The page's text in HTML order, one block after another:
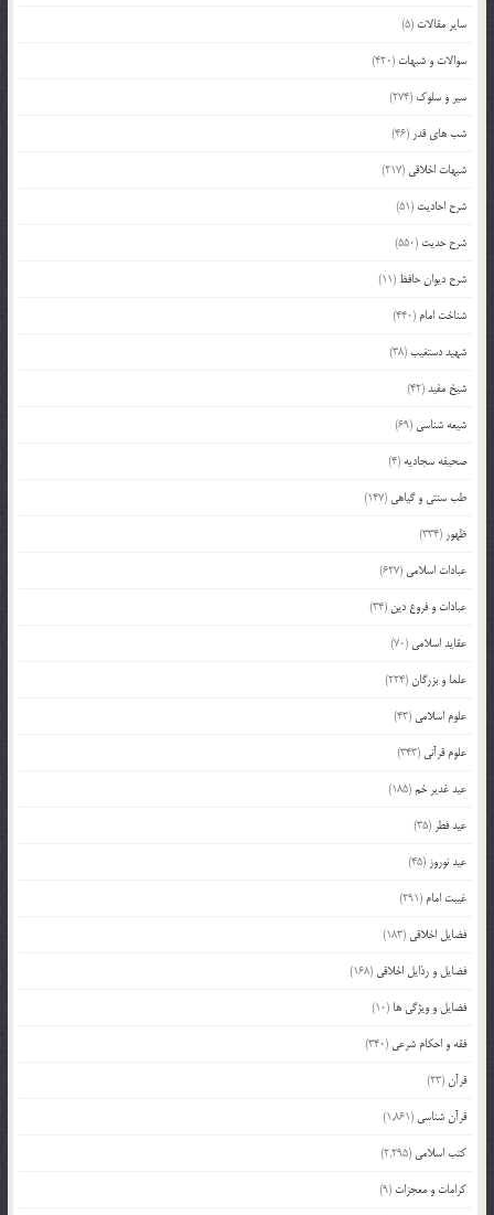
سایر مقالات (5)
سوالات و شبهات (420)
سیر و سلوک (274)
شب های قدر (46)
شبهات اخلاقی (217)
شرح احادیث (51)
شرح حدیث (550)
شرح دیوان حافظ (11)
شناخت امام (440)
شهید دستغیب(38)
شیخ مفید(42)
شیعه شناسی (69)
صحیفه سجادیه (4)
طب سنتی و گیاهی (147)
ظهور (334)
عبادات اسلامی (627)
عبادات و فروع دین (34)
عقاید اسلامی (70)
علما و بزرگان(224)
علوم اسلامی (43)
علوم قرآنی (343)
عید غدیر خم(185)
عید فطر (35)
عید نوروز (45)
غیبت امام (291)
فضایل اخلاقی (183)
فضایل و رذایل اخلاقی (168)
فضایل و ویژگی ها (10)
فقه و احکام شرعی (340)
قرآن(23)
قرآن شناسی (1,861)
کتب اسلامی (2,295)
کرامات و معجزات (9)